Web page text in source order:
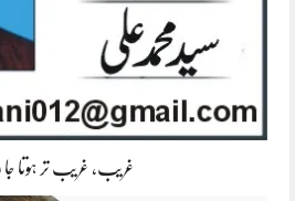
غریب، غریب تر ہوتا